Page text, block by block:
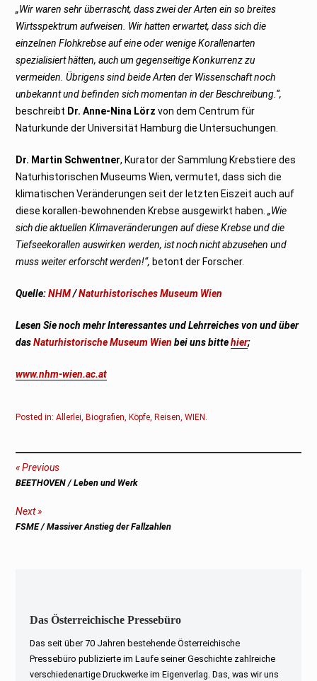
„Wir waren sehr überrascht, dass zwei der Arten ein so breites
Wirtsspektrum aufweisen. Wir hatten erwartet, dass sich die
einzelnen Flohkrebse auf eine oder wenige Korallenarten
spezialisiert hätten, auch um gegenseitige Konkurrenz zu
vermeiden. Übrigens sind beide Arten der Wissenschaft noch
unbekannt und befinden sich momentan in der Beschreibung.“,
beschreibt Dr. Anne-Nina Lörz von dem Centrum für
Naturkunde der Universität Hamburg die Untersuchungen.
Dr. Martin Schwentner, Kurator der Sammlung Krebstiere des
Naturhistorischen Museums Wien, vermutet, dass sich die
klimatischen Veränderungen seit der letzten Eiszeit auch auf
diese korallen-bewohnenden Krebse ausgewirkt haben.„Wie
sich die aktuellen Klimaveränderungen auf diese Krebse und die
Tiefseekorallen auswirken werden, ist noch nicht abzusehen und
muss weiter erforscht werden!“, betont der Forscher.
Quelle:NHM/Naturhistorisches Museum Wien
Lesen Sie noch mehr Interessantes und Lehrreiches von und über
dasNaturhistorische Museum Wienbei uns bittehier;
www.nhm-wien.ac.at
Posted in:Allerlei, Biografien, Köpfe, Reisen,WIEN .
Beitragsnavigation
Previous
Previous
BEETHOVEN / Leben und Werk
Next
Next
FSME / Massiver Anstieg der Fallzahlen
Das Österreichische Pressebüro
Das seit über 70 Jahren bestehende Österreichische
Pressebüro publizierte im Laufe seiner Geschichte zahlreiche
verschiedenartige Druckwerke im Eigenverlag. Das, was wir uns